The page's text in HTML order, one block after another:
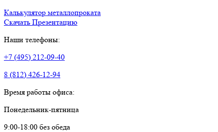
Калькулятор металлопроката
Скачать Презентацию
Наши телефоны:
+7 (495) 212-09-40
8 (812) 426-12-94
Время работы офиса:
Понедельник-пятница
9:00-18:00 без обеда